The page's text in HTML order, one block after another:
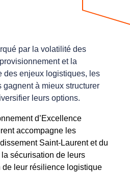
par la volatilité des
et la
des enjeux logistiques, les
gagnent à mieux structurer
leurs options.
d’Excellence
accompagne les
Saint-Laurent et du
sécurisation de leurs
de leur résilience logistique